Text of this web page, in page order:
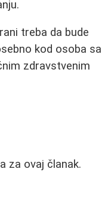
treba da bude
kod osoba sa
zdravstvenim
za ovaj članak.